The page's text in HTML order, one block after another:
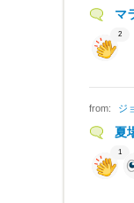
マ
2
from: ジ
夏
1